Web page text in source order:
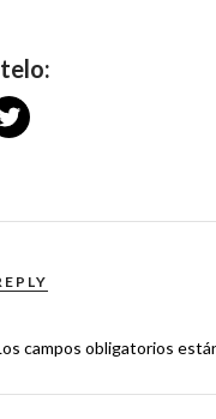
campos obligatorios